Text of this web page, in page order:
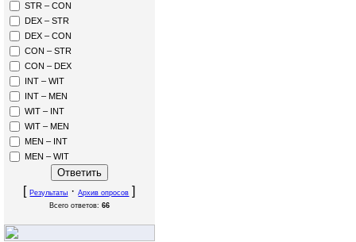
STR – CON
DEX – STR
DEX – CON
CON – STR
CON – DEX
INT – WIT
INT – MEN
WIT – INT
WIT – MEN
MEN – INT
MEN – WIT
[Результаты ·Архив опросов ]
Всего ответов: 66